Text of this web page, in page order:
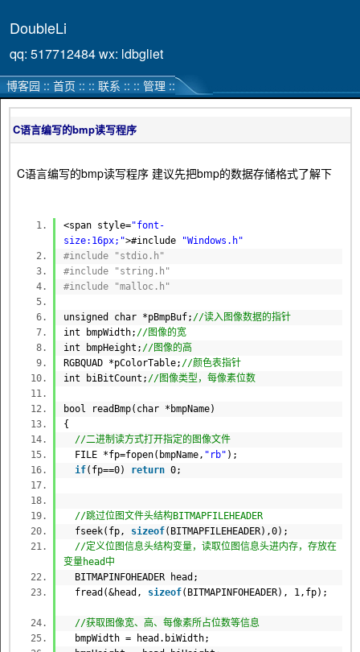
DoubleLi
qq: 517712484 wx: ldbgliet
博客园 :: 首页 :: :: 联系 :: :: 管理 ::
C语言编写的bmp读写程序
C语言编写的bmp读写程序 建议先把bmp的数据存储格式了解下
<span style="font-
size:16px;">#include
"Windows.h"
#include "stdio.h"
#include "string.h"
#include "malloc.h"
unsigned char *pBmpBuf; //读入图像数据的指针
int bmpWidth; //图像的宽
int bmpHeight; //图像的高
RGBQUAD *pColorTable; //颜色表指针
int biBitCount; //图像类型，每像素位数
bool readBmp( char *bmpName)
{
//二进制读方式打开指定的图像文件
FILE *fp=fopen(bmpName, "rb" );
if(fp==0) return 0;
//跳过位图文件头结构BITMAPFILEHEADER
fseek(fp, sizeof(BITMAPFILEHEADER),0);
//定义位图信息头结构变量，读取位图信息头进内存，存放在
变量head中
BITMAPINFOHEADER head;
fread(&head, sizeof(BITMAPINFOHEADER), 1,fp);
//获取图像宽、高、每像素所占位数等信息
bmpWidth = head.biWidth;